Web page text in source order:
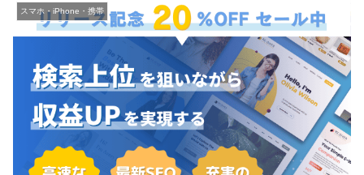
スマホ・iPhone・携帯